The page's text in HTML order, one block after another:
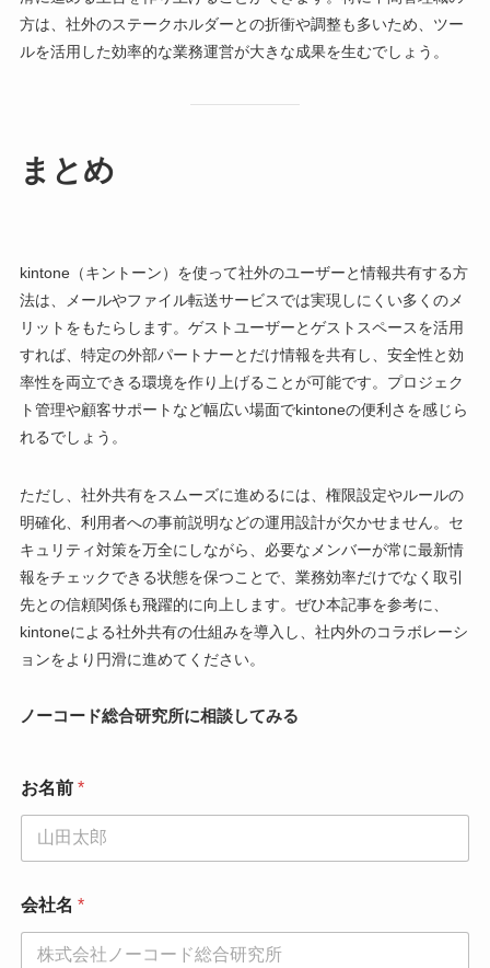
方は、社外のステークホルダーとの折衝や調整も多いため、ツー
ルを活用した効率的な業務運営が大きな成果を生むでしょう。
まとめ
kintone（キントーン）を使って社外のユーザーと情報共有する方
法は、メールやファイル転送サービスでは実現しにくい多くのメ
リットをもたらします。ゲストユーザーとゲストスペースを活用
すれば、特定の外部パートナーとだけ情報を共有し、安全性と効
率性を両立できる環境を作り上げることが可能です。プロジェク
ト管理や顧客サポートなど幅広い場面でkintoneの便利さを感じら
れるでしょう。
ただし、社外共有をスムーズに進めるには、権限設定やルールの
明確化、利用者への事前説明などの運用設計が欠かせません。セ
キュリティ対策を万全にしながら、必要なメンバーが常に最新情
報をチェックできる状態を保つことで、業務効率だけでなく取引
先との信頼関係も飛躍的に向上します。ぜひ本記事を参考に、
kintoneによる社外共有の仕組みを導入し、社内外のコラボレーシ
ョンをより円滑に進めてください。
ノーコード総合研究所に相談してみる
お名前 *
会社名 *